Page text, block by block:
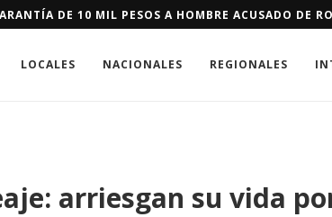
A LOS QUE SE LES NIEGUE RESIDENCIA DE EEUU
LOCALES NACIONALES REGIONALES
arriesgan su vida